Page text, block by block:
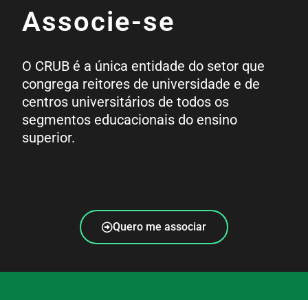
Associe-se
O CRUB é a única entidade do setor que
congrega reitores de universidade e de
centros universitários de todos os
segmentos educacionais do ensino
superior.
Quero me associar